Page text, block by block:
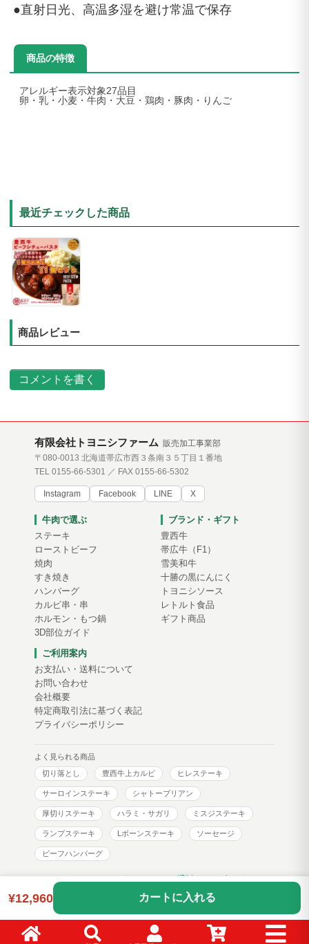
●直射日光、高温多湿を避け常温で保存
商品の特徴
アレルギー表示対象27品目
卵・乳・小麦・牛肉・大豆・鶏肉・豚肉・りんご
最近チェックした商品
商品レビュー
コメントを書く
有限会社トヨニシファーム 販売加工事業部
〒080-0013 北海道帯広市西３条南３５丁目１番地
TEL 0155-66-5301 ／ FAX 0155-66-5302
Instagram Facebook LINE X
牛肉で選ぶ
ステーキ
ローストビーフ
焼肉
すき焼き
ハンバーグ
カルビ串・串
ホルモン・もつ鍋
3D部位ガイド
ブランド・ギフト
豊西牛
帯広牛（F1）
雪美和牛
十勝の黒にんにく
トヨニシソース
レトルト食品
ギフト商品
ご利用案内
お支払い・送料について
お問い合わせ
会社概要
特定商取引法に基づく表記
プライバシーポリシー
よく見られる商品
切り落とし
豊西牛上カルビ ヒレステーキ
サーロインステーキ シャトーブリアン
厚切りステーキ ハラミ・サガリ ミスジステーキ
ランプステーキ Lボーンステーキ ソーセージ
ビーフハンバーグ
トヨニシファーム コーポレートサイト通販サイトブログ
Copyright © toyonishi farm. All Rights Reserved.
¥12,960 カートに入れる